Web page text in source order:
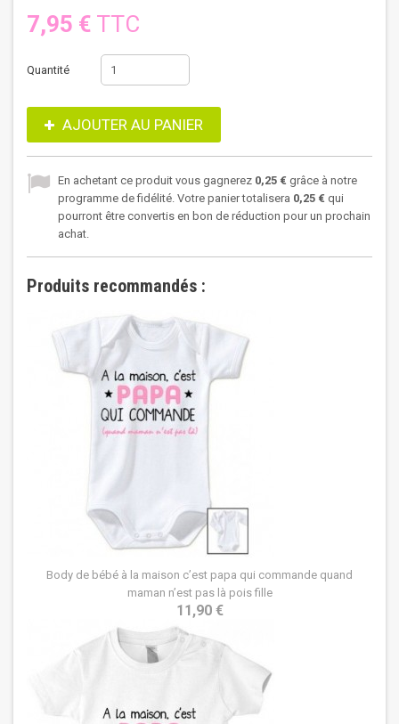
7,95 € TTC
Quantité
AJOUTER AU PANIER
En achetant ce produit vous gagnerez 0,25 € grâce à notre
programme de fidélité. Votre panier totalisera 0,25 € qui
pourront être convertis en bon de réduction pour un prochain
achat.
Produits recommandés :
Body de bébé à la maison c’est papa qui commande quand
maman n’est pas là pois fille
11,90 €